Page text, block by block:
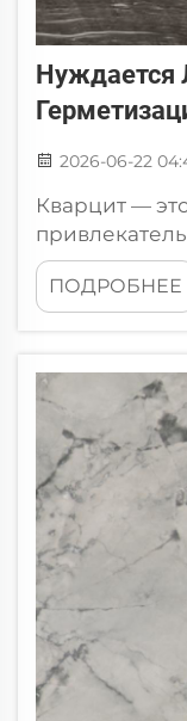
Нуждается
2026-06-22
Кварцит —
люди любят
Его обычно
столешниц,
кварцит в
лучший
кварцита...
ПОДРОБНЕЕ